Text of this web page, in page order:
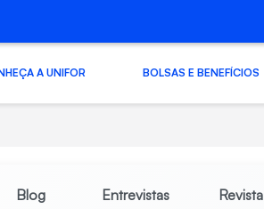
A UNIFOR BOLSAS E BENEFÍCIOS
Blog Entrevistas Revista